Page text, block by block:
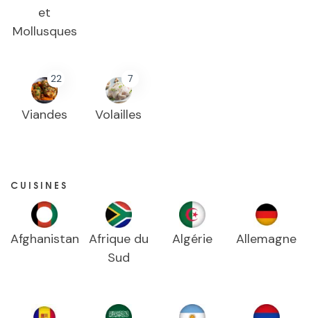
et
Mollusques
22
Viandes
7
Volailles
CUISINES
Afghanistan
Afrique du
Sud
Algérie Allemagne